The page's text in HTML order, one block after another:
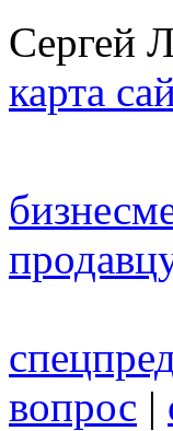
Сергей
карта
вопрос |